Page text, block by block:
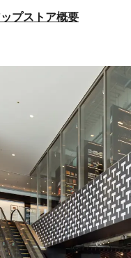
プストア概要